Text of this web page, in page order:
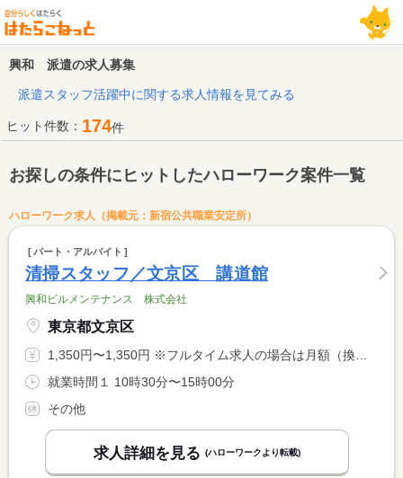
興和 派遣の求人募集
派遣スタッフ活躍中に関する求人情報を見てみる
ヒット件数： 174件
お探しの条件にヒットしたハローワーク案件一覧
ハローワーク求人（掲載元：新宿公共職業安定所）
パート・アルバイト
清掃スタッフ／文京区 講道館
興和ビルメンテナンス 株式会社
東京都文京区
1,350円〜1,350円 ※フルタイム求人の場合は月額（換算額）、パート求人の場合は時間額を表示しています。
就業時間１ 10時30分〜15時00分
その他
求人詳細を見る (ハローワークより転載)